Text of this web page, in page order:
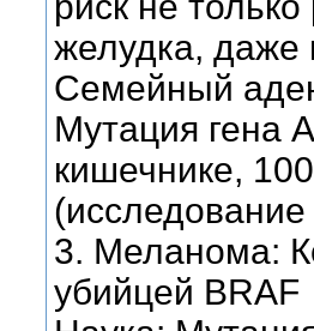
желудка, даже
Семейный
Мутация гена
кишечнике,
3. Меланома:
убийцей BRAF